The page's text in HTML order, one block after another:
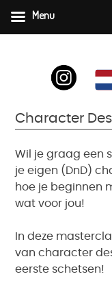
Character
Wil je graag een
je eigen (DnD)
hoe je beginnen
wat voor jou!
In deze
van character
eerste schetsen!
Menu